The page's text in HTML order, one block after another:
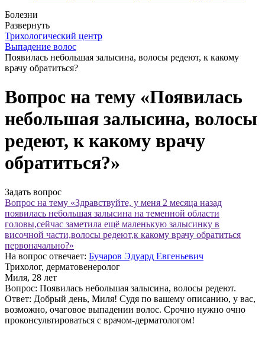
Болезни
Развернуть
Трихологический центр
Выпадение волос
Появилась небольшая залысина, волосы редеют, к какому
врачу обратиться?
Вопрос на тему «Появилась
небольшая залысина, волосы
редеют, к какому врачу
обратиться?»
Задать вопрос
Вопрос на тему «Здравствуйте, у меня 2 месяца назад
появилась небольшая залысина на теменной области
головы,сейчас заметила ещё маленькую залысинку в
височной части,волосы редеют,к какому врачу обратиться
первоначально?»
На вопрос отвечает: Бучаров Эдуард Евгеньевич
Трихолог, дерматовенеролог
Миля, 28 лет
Вопрос: Появилась небольшая залысина, волосы редеют.
Ответ: Добрый день, Миля! Судя по вашему описанию, у вас,
возможно, очаговое выпадении волос. Срочно нужно очно
проконсультироваться с врачом-дерматологом!